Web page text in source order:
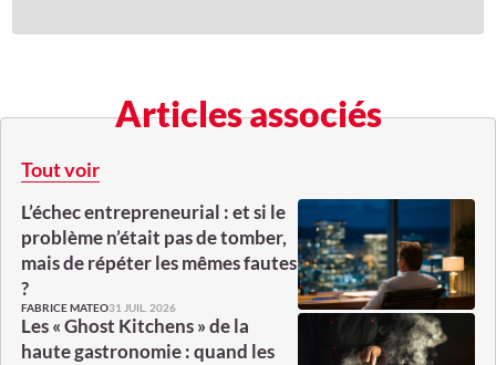
Articles associés
Tout voir
L’échec entrepreneurial : et si le
problème n’était pas de tomber,
mais de répéter les mêmes fautes
?
FABRICE MATEO31 JUIL. 2026
Les « Ghost Kitchens » de la
haute gastronomie : quand les